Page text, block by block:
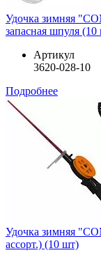
Удочка зимняя
запасная шпуля
Артикул
3620-028-10
Подробнее
Удочка зимняя
ассорт.) (10 шт)